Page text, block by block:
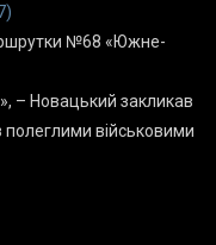
№68 «Южне-
– Новацький закликав
військовими